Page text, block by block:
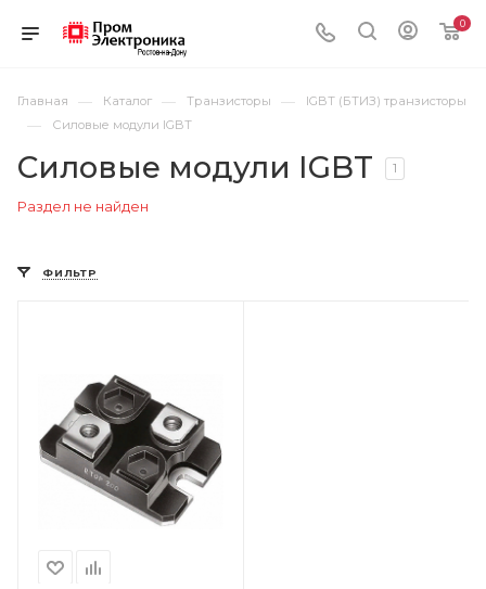
0
Главная — Каталог — Транзисторы — IGBT (БТИЗ) транзисторы
— Силовые модули IGBT
Силовые модули IGBT 1
Раздел не найден
ФИЛЬТР